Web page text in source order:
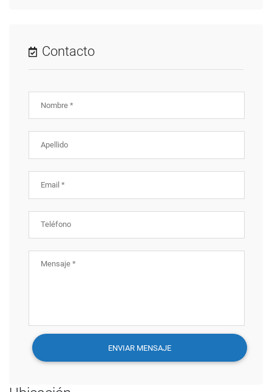
Contacto
Nombre *
Apellido
Email *
Teléfono
Mensaje *
ENVIAR MENSAJE